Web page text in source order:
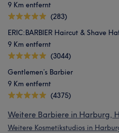
9 Km entfernt
(283)
ERIC:BARBIER Haircut & Shave
9 Km entfernt
(3044)
Gentlemen’s Barbier
9 Km entfernt
(4375)
Weitere Barbiere in Harburg,
Weitere Kosmetikstudios in